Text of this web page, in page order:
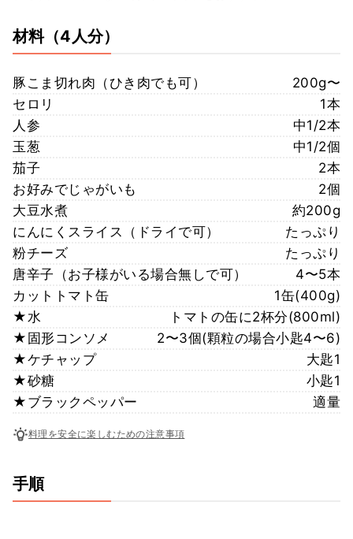
材料（4人分）
豚こま切れ肉（ひき肉でも可）
200g〜
セロリ
1本
人参
中1/2本
玉葱
中1/2個
茄子
2本
お好みでじゃがいも
2個
大豆水煮
約200g
にんにくスライス（ドライで可）
たっぷり
粉チーズ
たっぷり
唐辛子（お子様がいる場合無しで可）
4〜5本
カットトマト缶
1缶(400g)
★水
トマトの缶に2杯分(800ml)
★固形コンソメ
2〜3個(顆粒の場合小匙4〜6)
★ケチャップ
大匙1
★砂糖
小匙1
★ブラックペッパー
適量
料理を安全に楽しむための注意事項
手順